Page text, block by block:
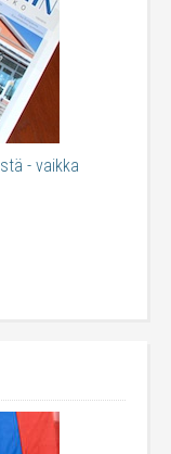
- vaikka